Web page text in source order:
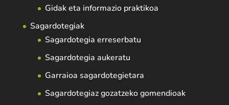
Gidak eta informazio praktikoa
Sagardotegiak
Sagardotegia erreserbatu
Sagardotegia aukeratu
Garraioa sagardotegietara
Sagardotegiaz gozatzeko gomendioak